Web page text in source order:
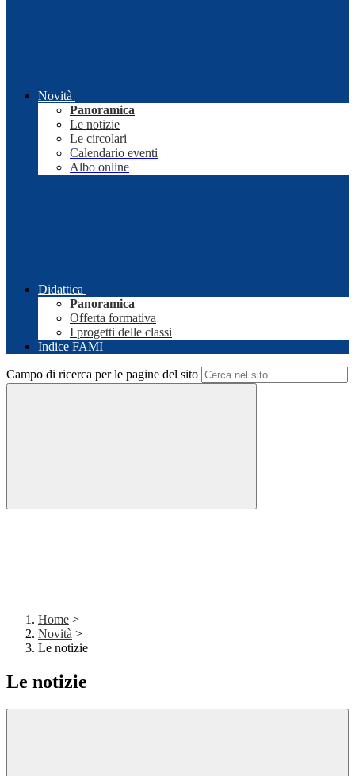
Novità
Panoramica
Le notizie
Le circolari
Calendario eventi
Albo online
Didattica
Panoramica
Offerta formativa
I progetti delle classi
Indice FAMI
Campo di ricerca per le pagine del sito
Home >
Novità >
Le notizie
Le notizie